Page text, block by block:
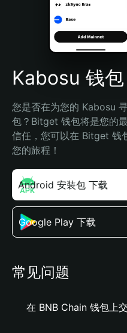
Português (Brasil)
Español (Argentina)
Kabosu 钱包
您是否在为您的 Kabosu
包？Bitget 钱包将是您的
信任，您可以在 Bitget 钱
您的旅程！
Android 安装包 下载
Google Play 下载
常见问题
在 BNB Chain 钱包上